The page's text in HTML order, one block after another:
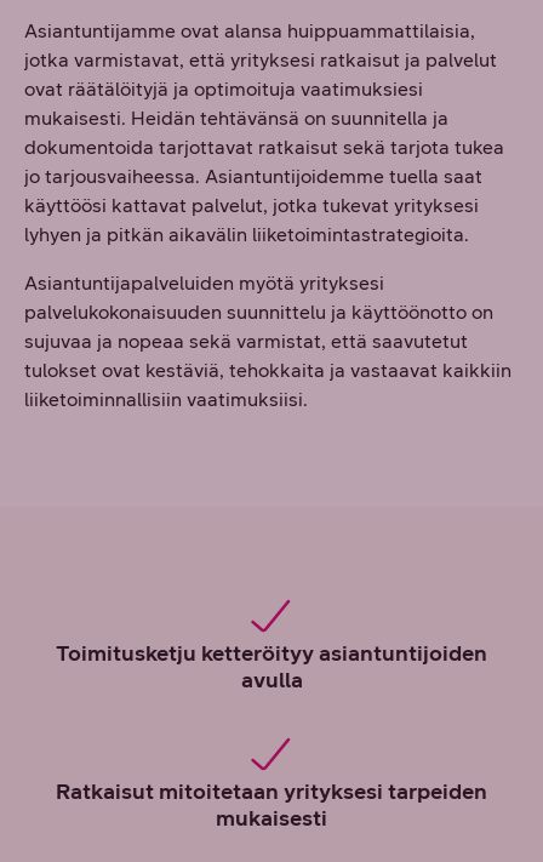
Asiantuntijamme ovat alansa huippuammattilaisia,
jotka varmistavat, että yrityksesi ratkaisut ja palvelut
ovat räätälöityjä ja optimoituja vaatimuksiesi
mukaisesti. Heidän tehtävänsä on suunnitella ja
dokumentoida tarjottavat ratkaisut sekä tarjota tukea
jo tarjousvaiheessa. Asiantuntijoidemme tuella saat
käyttöösi kattavat palvelut, jotka tukevat yrityksesi
lyhyen ja pitkän aikavälin liiketoimintastrategioita.
Asiantuntijapalveluiden myötä yrityksesi
palvelukokonaisuuden suunnittelu ja käyttöönotto on
sujuvaa ja nopeaa sekä varmistat, että saavutetut
tulokset ovat kestäviä, tehokkaita ja vastaavat kaikkiin
liiketoiminnallisiin vaatimuksiisi.
Toimitusketju ketteröityy asiantuntijoiden
avulla
Ratkaisut mitoitetaan yrityksesi tarpeiden
mukaisesti